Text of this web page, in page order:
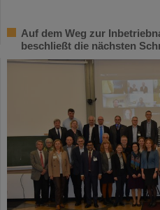
Auf dem Weg zur
beschließt die nächsten